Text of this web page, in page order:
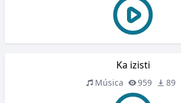
Ka izisti
Música 959 89